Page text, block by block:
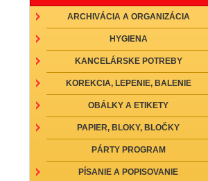
ARCHIVÁCIA A ORGANIZÁCIA
HYGIENA
KANCELÁRSKE POTREBY
KOREKCIA, LEPENIE, BALENIE
OBÁLKY A ETIKETY
PAPIER, BLOKY, BLOČKY
PÁRTY PROGRAM
PÍSANIE A POPISOVANIE